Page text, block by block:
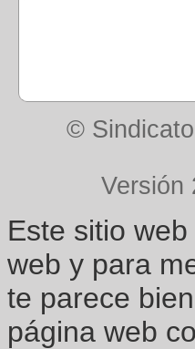
©
Versión
Este sitio
web y para
te parece
página web